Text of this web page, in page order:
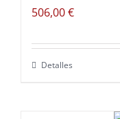
506,00€
Detalles